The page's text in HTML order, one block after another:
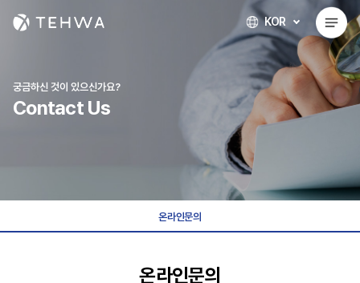
KOR
궁금하신 것이 있으신가요?
Contact Us
온라인문의
온라인문의